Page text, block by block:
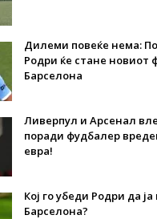
Дилеми повеќе нема:
Родри ќе стане новиот
Барселона
Ливерпул и Арсенал
поради фудбалер
евра!
Кој го убеди Родри да
Барселона?